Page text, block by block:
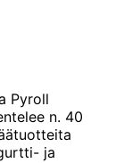
Pyroll
n. 40
ja